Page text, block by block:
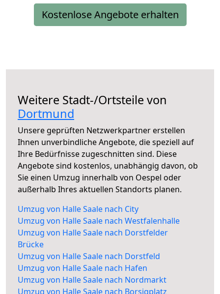
Kostenlose Angebote erhalten
Weitere Stadt-/Ortsteile von
Dortmund
Unsere geprüften Netzwerkpartner erstellen
Ihnen unverbindliche Angebote, die speziell auf
Ihre Bedürfnisse zugeschnitten sind. Diese
Angebote sind kostenlos, unabhängig davon, ob
Sie einen Umzug innerhalb von Oespel oder
außerhalb Ihres aktuellen Standorts planen.
Umzug von Halle Saale nach City
Umzug von Halle Saale nach Westfalenhalle
Umzug von Halle Saale nach Dorstfelder
Brücke
Umzug von Halle Saale nach Dorstfeld
Umzug von Halle Saale nach Hafen
Umzug von Halle Saale nach Nordmarkt
Umzug von Halle Saale nach Borsigplatz